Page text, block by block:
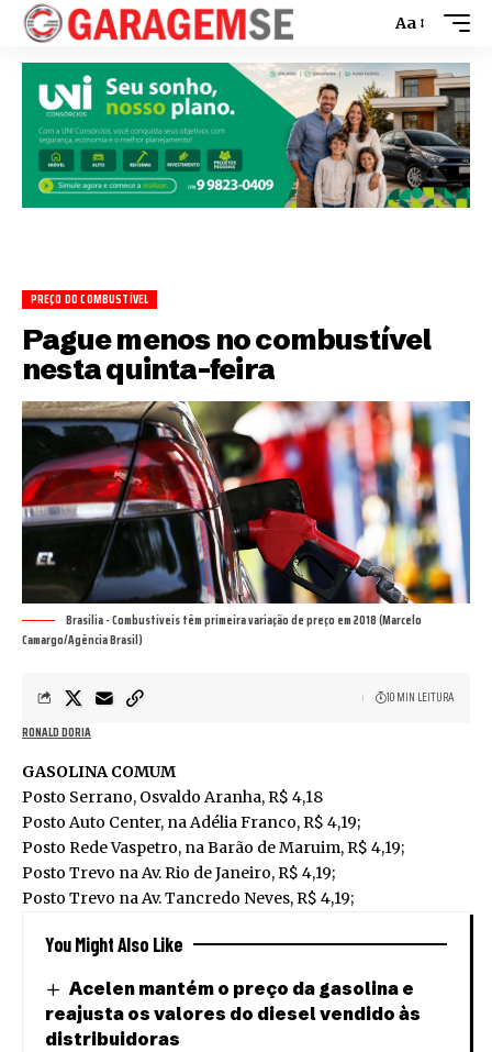
Aa
PREÇO DO COMBUSTÍVEL
Pague menos no combustível
nesta quinta-feira
Brasília - Combustíveis têm primeira variação de preço em 2018 (Marcelo
Camargo/Agência Brasil)
RONALD DORIA
10 MIN LEITURA
GASOLINA COMUM
Posto Serrano, Osvaldo Aranha, R$ 4,18
Posto Auto Center, na Adélia Franco, R$ 4,19;
Posto Rede Vaspetro, na Barão de Maruim, R$ 4,19;
Posto Trevo na Av. Rio de Janeiro, R$ 4,19;
Posto Trevo na Av. Tancredo Neves, R$ 4,19;
You Might Also Like
Acelen mantém o preço da gasolina e
reajusta os valores do diesel vendido às
distribuidoras